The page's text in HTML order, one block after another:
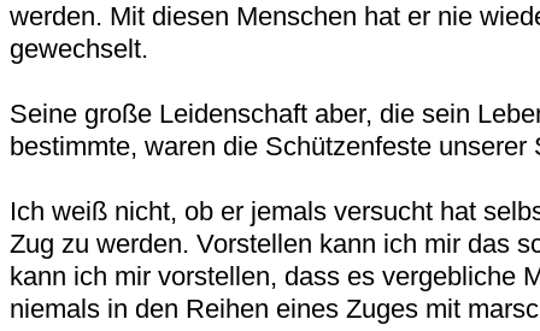
werden. Mit diesen Menschen hat er nie
gewechselt.
Seine große Leidenschaft aber, die sein
bestimmte, waren die Schützenfeste unserer
Ich weiß nicht, ob er jemals versucht hat
Zug zu werden. Vorstellen kann ich mir das
kann ich mir vorstellen, dass es vergebliche
niemals in den Reihen eines Zuges mit